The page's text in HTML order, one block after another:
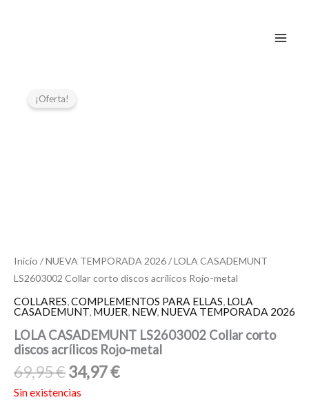
¡Oferta!
Inicio /NUEVA TEMPORADA 2026/ LOLA CASADEMUNT
LS2603002 Collar corto discos acrílicos Rojo-metal
COLLARES,COMPLEMENTOS PARA ELLAS, LOLA
CASADEMUNT, MUJER, NEW, NUEVA TEMPORADA 2026
LOLA CASADEMUNT LS2603002 Collar corto
discos acrílicos Rojo-metal
69,95€34,97€
Sin existencias